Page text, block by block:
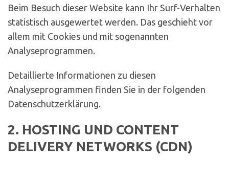
Beim Besuch dieser Website kann Ihr Surf-Verhalten
statistisch ausgewertet werden. Das geschieht vor
allem mit Cookies und mit sogenannten
Analyseprogrammen.
Detaillierte Informationen zu diesen
Analyseprogrammen finden Sie in der folgenden
Datenschutzerklärung.
2. HOSTING UND CONTENT
DELIVERY NETWORKS (CDN)